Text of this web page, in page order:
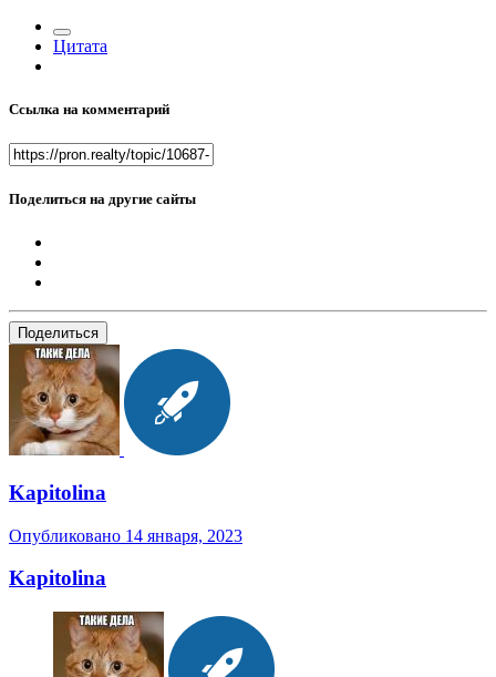
Цитата
Ссылка на комментарий
Поделиться на другие сайты
Поделиться
Kapitolina
Опубликовано 14 января, 2023
Kapitolina